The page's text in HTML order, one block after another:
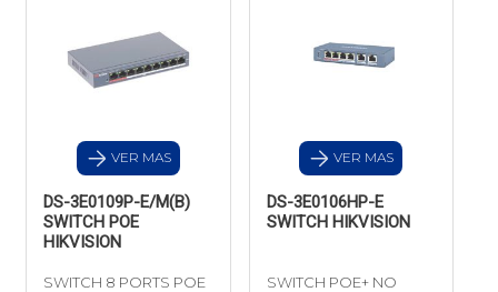
VER MAS
DS-3E0109P-E/M(B)
SWITCH POE
HIKVISION
SWITCH 8 PORTS POE
VER MAS
DS-3E0106HP-E
SWITCH HIKVISION
SWITCH POE+ NO